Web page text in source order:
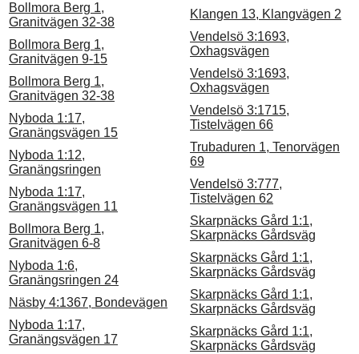
Bollmora Berg 1,
Granitvägen 32-38
Bollmora Berg 1,
Granitvägen 9-15
Bollmora Berg 1,
Granitvägen 32-38
Nyboda 1:17,
Granängsvägen 15
Nyboda 1:12,
Granängsringen
Nyboda 1:17,
Granängsvägen 11
Bollmora Berg 1,
Granitvägen 6-8
Nyboda 1:6,
Granängsringen 24
Näsby 4:1367, Bondevägen
Nyboda 1:17,
Granängsvägen 17
Klangen 13, Klangvägen 2
Vendelsö 3:1693,
Oxhagsvägen
Vendelsö 3:1693,
Oxhagsvägen
Vendelsö 3:1715,
Tistelvägen 66
Trubaduren 1, Tenorvägen
69
Vendelsö 3:777,
Tistelvägen 62
Skarpnäcks Gård 1:1,
Skarpnäcks Gårdsväg
Skarpnäcks Gård 1:1,
Skarpnäcks Gårdsväg
Skarpnäcks Gård 1:1,
Skarpnäcks Gårdsväg
Skarpnäcks Gård 1:1,
Skarpnäcks Gårdsväg